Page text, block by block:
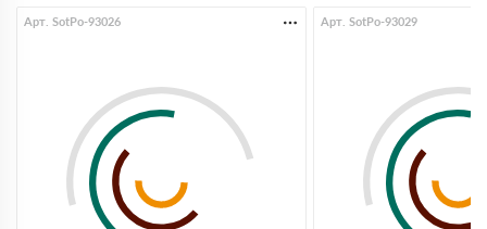
Арт. SotPo-93026 Арт. SotPo-93029